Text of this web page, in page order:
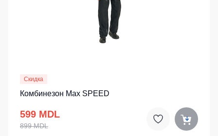
Скидка
Комбинезон Max SPEED
599 MDL
899 MDL